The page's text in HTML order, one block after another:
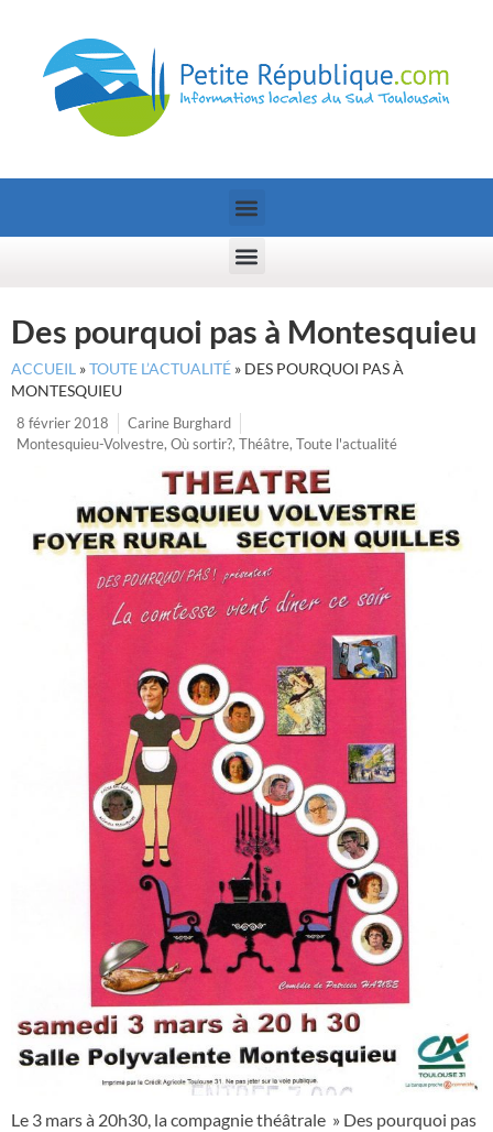
Des pourquoi pas à Montesquieu
ACCUEIL »TOUTE L’ACTUALITÉ » DES POURQUOI PAS À
MONTESQUIEU
8 février 2018
Carine Burghard
Montesquieu-Volvestre, Où sortir?, Théâtre, Toute l'actualité
Le 3 mars à 20h30, la compagnie théâtrale » Des pourquoi pas